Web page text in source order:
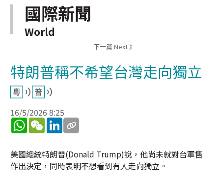
國際新聞
World
下一篇 Next 》
特朗普稱不希望台灣走向獨立
16/5/2026 8:25
WhatsApp
WeChatLinkedIn
美國總統特朗普(Donald Trump)說，他尚未就對台軍售
作出決定，同時表明不想看到有人走向獨立。